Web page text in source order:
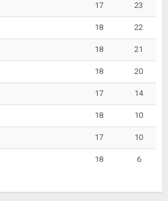
17 23
18 22
18 21
18 20
17 14
18 10
17 10
18 6